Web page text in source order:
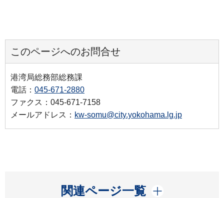
このページへのお問合せ
港湾局総務部総務課
電話： 045-671-2880
ファクス：045-671-7158
メールアドレス： kw-somu@city.yokohama.lg.jp
関連ページ一覧
開く